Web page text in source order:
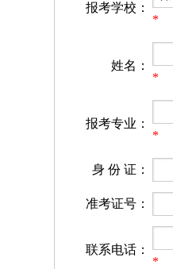
报考学校：
*
姓名：
*
报考专业：
*
身 份 证：
准考证号：
联系电话：
*